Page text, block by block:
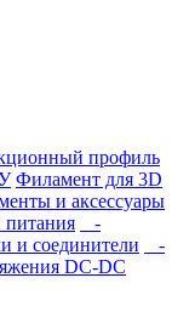
профиль
Филамент для 3D
и аксессуары
-
и соединители
-
DC-DC